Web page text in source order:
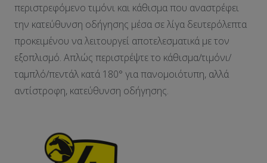
περιστρεφόμενο τιμόνι και κάθισμα που αναστρέφει
την κατεύθυνση οδήγησης μέσα σε λίγα δευτερόλεπτα
προκειμένου να λειτουργεί αποτελεσματικά με τον
εξοπλισμό. Απλώς περιστρέψτε το κάθισμα/τιμόνι/
ταμπλό/πεντάλ κατά 180° για πανομοιότυπη, αλλά
αντίστροφη, κατεύθυνση οδήγησης.